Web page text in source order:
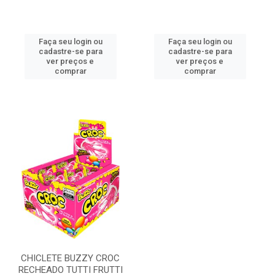
Faça seu login ou
cadastre-se para
ver preços e
comprar
Faça seu login ou
cadastre-se para
ver preços e
comprar
CHICLETE BUZZY CROC
RECHEADO TUTTI FRUTTI